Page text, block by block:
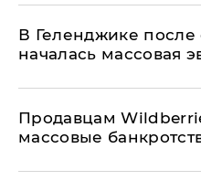
В Геленджике
началась массовая
Продавцам
массовые